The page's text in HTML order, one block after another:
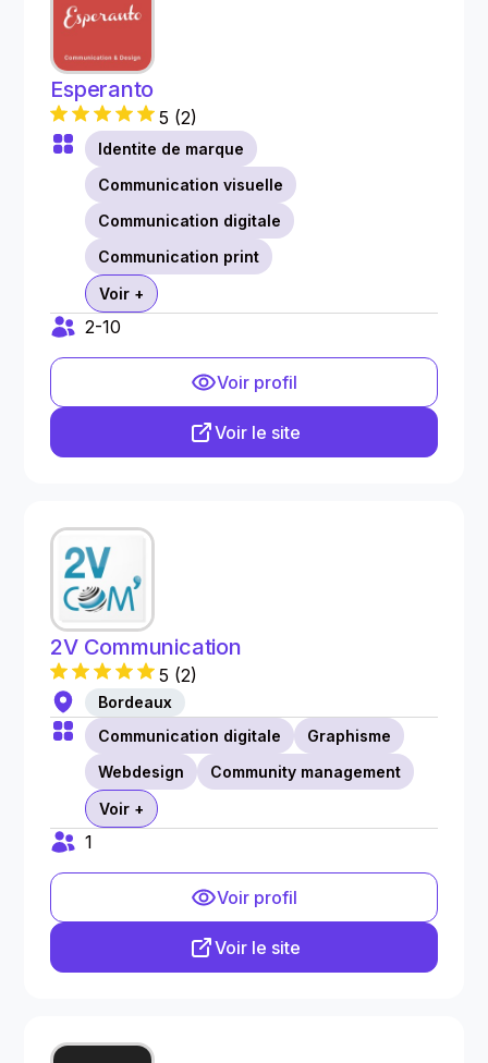
Esperanto
5 (2)
Identite de marque
Communication visuelle
Communication digitale
Communication print
Voir +
2-10
Voir profil
Voir le site
2V Communication
5 (2)
Bordeaux
Communication digitale
Graphisme
Webdesign
Community management
Voir +
1
Voir profil
Voir le site